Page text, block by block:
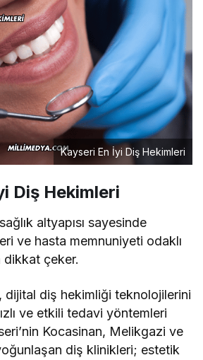
Kayseri En İyi Diş Hekimleri
Diş Hekimleri
altyapısı sayesinde
ve hasta memnuniyeti odaklı
dikkat çeker.
dijital diş hekimliği teknolojilerini
ve etkili tedavi yöntemleri
Kocasinan, Melikgazi ve
diş klinikleri; estetik